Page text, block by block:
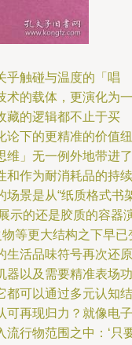
乎触碰与温度的「唱
术的载体，更演化为一
藏的逻辑都不止于买
论下的更精准的价值纽
维」无一例外地带进了
和作为耐消耗品的持续
景是从“纸质格式书
示的还是胶质的容器
等更大结构之下早已
生活品味符号再次还原
器以及需要精准表场功
都可以通过多元认知结
可再现归力？就像电子
行物范围之中：‘只